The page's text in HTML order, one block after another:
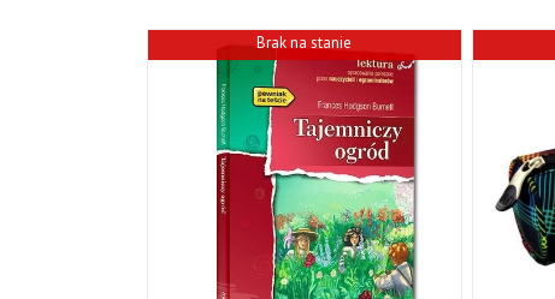
Brak na stanie